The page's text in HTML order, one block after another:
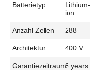
Batterietyp
Lithium-
ion
Anzahl Zellen 288
Architektur 400 V
Garantiezeitraum8 years